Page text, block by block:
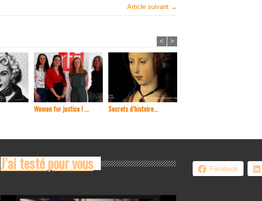
Article suivant →
Women for justice ! ... Secrets d’histoire...
< >
J’ai testé pour vous Facebook